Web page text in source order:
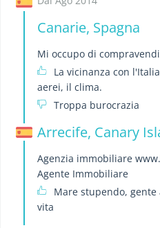
Canarie, Spagna
Mi occupo di
La vicinanza con
aerei, il clima.
Troppa burocrazia
Arrecife, Canary
Agenzia immobiliare
Agente Immobiliare
Mare stupendo,
vita